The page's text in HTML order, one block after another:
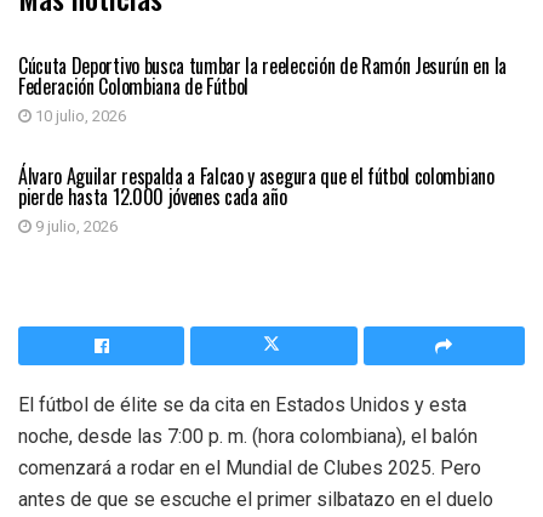
Cúcuta Deportivo busca tumbar la reelección de Ramón Jesurún en la
Federación Colombiana de Fútbol
10 julio, 2026
DEPORTES
Álvaro Aguilar respalda a Falcao y asegura que el fútbol colombiano
pierde hasta 12.000 jóvenes cada año
9 julio, 2026
El fútbol de élite se da cita en Estados Unidos y esta
noche, desde las 7:00 p. m. (hora colombiana), el balón
comenzará a rodar en el Mundial de Clubes 2025. Pero
antes de que se escuche el primer silbatazo en el duelo